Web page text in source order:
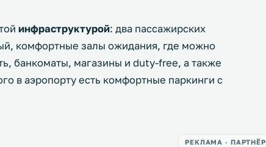
инфраструктурой: два пассажирских
комфортные залы ожидания, где можно
банкоматы, магазины и duty-free, а также
в аэропорту есть комфортные паркинги с
РЕКЛАМА · ПАРТНЁР